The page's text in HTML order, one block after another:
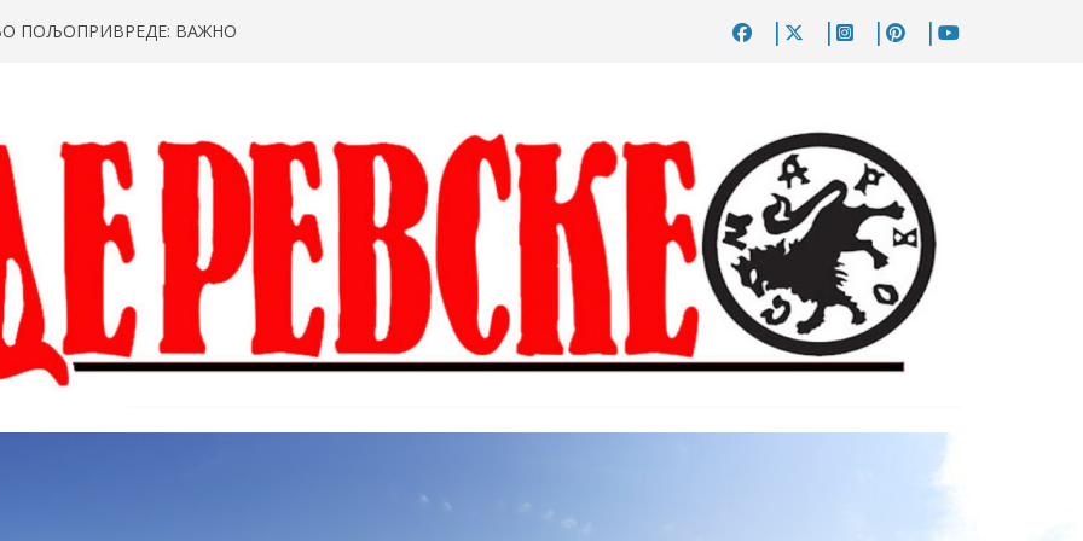
ПОЉОПРИВРЕДЕ: ВАЖНО
НАГОВОРИО ДВОЈАЦ ИЗ
БОМБЕ НА ДОСКОТЕКУ И
АПЕЛ ПРЕД СУТРАШЊУ